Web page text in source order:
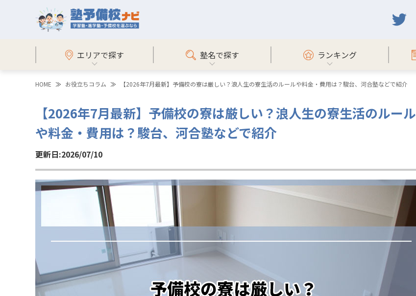
エリアで探す 塾名で探す ランキング
HOME お役立ちコラム 【2026年7月最新】予備校の寮は厳しい？浪人生の寮生活のルールや料金・費用は？駿台、河合塾などで紹介
【2026年7月最新】予備校の寮は厳しい？浪人生の寮生活のルール
や料金・費用は？駿台、河合塾などで紹介
更新日:2026/07/10